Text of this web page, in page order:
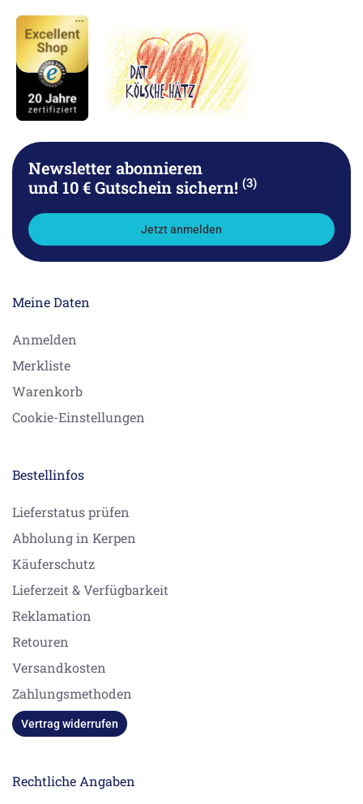
Newsletter abonnieren
und 10 € Gutschein sichern! (3)
Jetzt anmelden
Meine Daten
Anmelden
Merkliste
Warenkorb
Cookie-Einstellungen
Bestellinfos
Lieferstatus prüfen
Abholung in Kerpen
Käuferschutz
Lieferzeit & Verfügbarkeit
Reklamation
Retouren
Versandkosten
Zahlungsmethoden
Vertrag widerrufen
Rechtliche Angaben